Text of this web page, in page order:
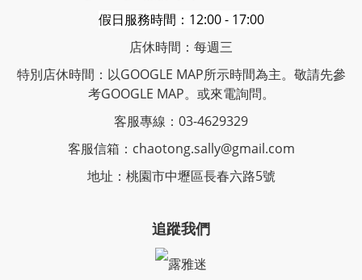
假日服務時間：12:00 - 17:00
店休時間：每週三
特別店休時間：以GOOGLE MAP所示時間為主。敬請先參
考GOOGLE MAP。或來電詢問。
客服專線：03-4629329
客服信箱：chaotong.sally@gmail.com
地址：桃園市中壢區長春六路5號
追蹤我們
露雅迷